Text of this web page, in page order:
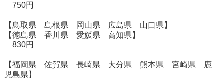
750円
【鳥取県 島根県 岡山県 広島県 山口県】
【徳島県 香川県 愛媛県 高知県】
830円
【福岡県 佐賀県 長崎県 大分県 熊本県 宮崎県 鹿
児島県】